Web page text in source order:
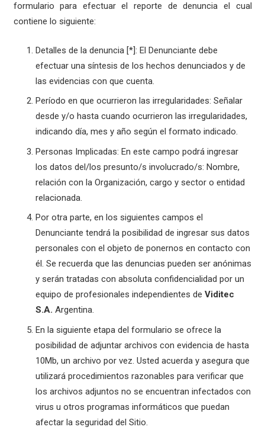
formulario para efectuar el reporte de denuncia el cual
contiene lo siguiente:
Detalles de la denuncia [*]: El Denunciante debe
efectuar una síntesis de los hechos denunciados y de
las evidencias con que cuenta.
Período en que ocurrieron las irregularidades: Señalar
desde y/o hasta cuando ocurrieron las irregularidades,
indicando día, mes y año según el formato indicado.
Personas Implicadas: En este campo podrá ingresar
los datos del/los presunto/s involucrado/s: Nombre,
relación con la Organización, cargo y sector o entidad
relacionada.
Por otra parte, en los siguientes campos el
Denunciante tendrá la posibilidad de ingresar sus datos
personales con el objeto de ponernos en contacto con
él. Se recuerda que las denuncias pueden ser anónimas
y serán tratadas con absoluta confidencialidad por un
equipo de profesionales independientes de Viditec
S.A. Argentina.
En la siguiente etapa del formulario se ofrece la
posibilidad de adjuntar archivos con evidencia de hasta
10Mb, un archivo por vez. Usted acuerda y asegura que
utilizará procedimientos razonables para verificar que
los archivos adjuntos no se encuentran infectados con
virus u otros programas informáticos que puedan
afectar la seguridad del Sitio.